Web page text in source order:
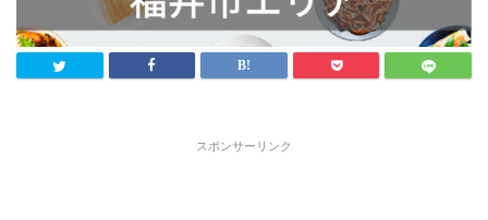
スポンサーリンク